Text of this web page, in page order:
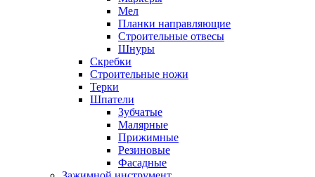
Мел
Планки направляющие
Строительные отвесы
Шнуры
Скребки
Строительные ножи
Терки
Шпатели
Зубчатые
Малярные
Прижимные
Резиновые
Фасадные